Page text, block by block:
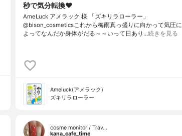
秒で気分転換❤️
AmeLuck アメラック 様 「ズキリラローラー」
@bison_cosmeticsこれから梅雨真っ盛りに向かって気圧に
よってなんだか身体がだる～～いって日あり…続きを見る
Ameluck(アメラック)
ズキリラローラー
cosme monitor / Trav…
kana_cafe_time